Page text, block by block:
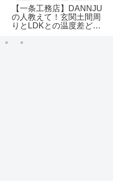
【一条工務店】DANNJU
の人教えて！玄関土間周
りとLDKとの温度差どれ